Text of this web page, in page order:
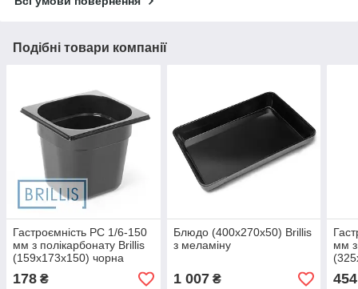
Подібні товари компанії
Гастроємність РС 1/6-150
мм з полікарбонату Brillis
(159х173х150) чорна
178 ₴
Блюдо (400x270x50) Brillis
з меламіну
1 007₴
мм з
454